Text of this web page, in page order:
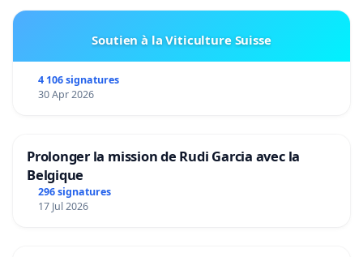
Soutien à la Viticulture Suisse
4 106 signatures
30 Apr 2026
Prolonger la mission de Rudi Garcia avec la
Belgique
296 signatures
17 Jul 2026